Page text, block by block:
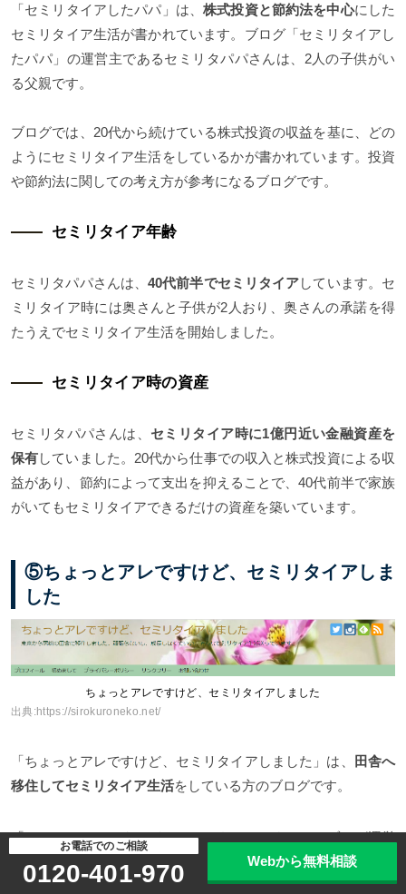
「セミリタイアしたパパ」は、株式投資と節約法を中心にした
セミリタイア生活が書かれています。ブログ「セミリタイアし
たパパ」の運営主であるセミリタパパさんは、2人の子供がい
る父親です。
ブログでは、20代から続けている株式投資の収益を基に、どの
ようにセミリタイア生活をしているかが書かれています。投資
や節約法に関しての考え方が参考になるブログです。
セミリタイア年齢
セミリタパパさんは、40代前半でセミリタイアしています。セ
ミリタイア時には奥さんと子供が2人おり、奥さんの承諾を得
たうえでセミリタイア生活を開始しました。
セミリタイア時の資産
セミリタパパさんは、 セミリタイア時に1億円近い金融資産を
保有していました。20代から仕事での収入と株式投資による収
益があり、節約によって支出を抑えることで、40代前半で家族
がいてもセミリタイアできるだけの資産を築いています。
⑤ちょっとアレですけど、セミリタイアしま
した
ちょっとアレですけど、セミリタイアしました
出典:https://sirokuroneko.net/
「ちょっとアレですけど、セミリタイアしました」は、
田舎へ
移住してセミリタイア生活をしている方のブログです。
「ちょっとアレですけど、セミリタイアしました」ブログ運営
主の白黒ネコさんは、東京から千葉の田舎へ移住し、セミリタ
イア生活を送っています。セミリタイア生活を送るなかでの、
お電話でのご相談
0120-401-970 Webから無料相談